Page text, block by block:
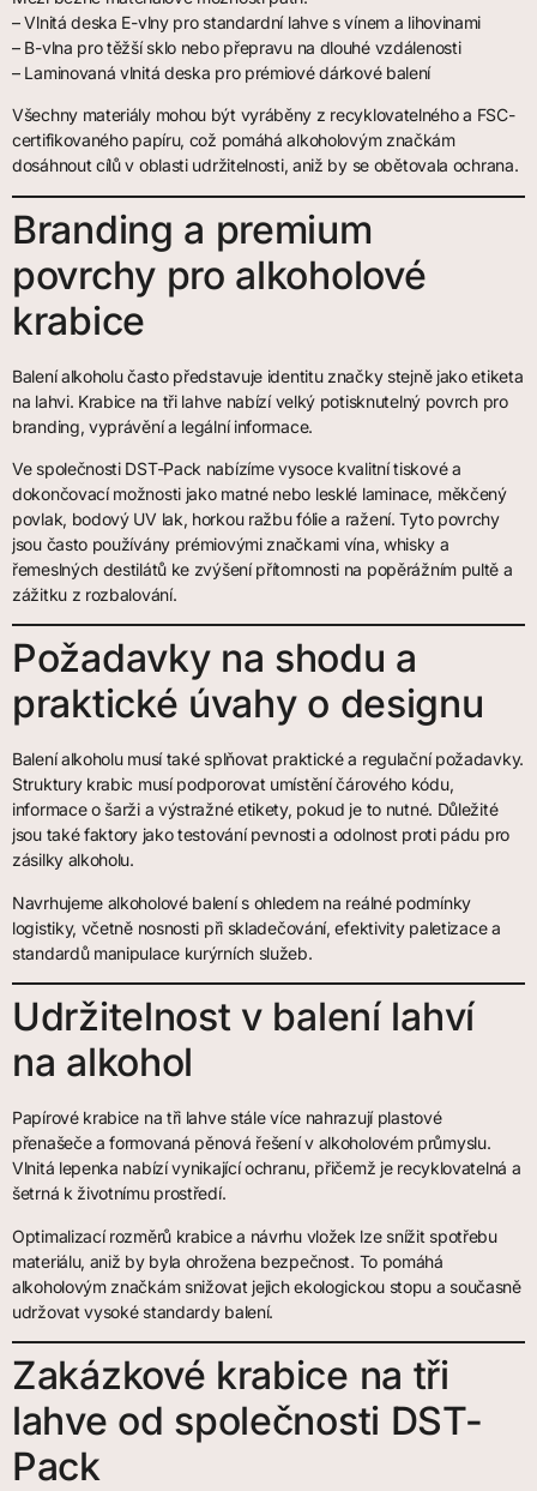
– Vlnitá deska E-vlny pro standardní lahve s vínem a lihovinami
– B-vlna pro těžší sklo nebo přepravu na dlouhé vzdálenosti
– Laminovaná vlnitá deska pro prémiové dárkové balení
Všechny materiály mohou být vyráběny z recyklovatelného a FSC-
certifikovaného papíru, což pomáhá alkoholovým značkám
dosáhnout cílů v oblasti udržitelnosti, aniž by se obětovala ochrana.
Branding a premium
povrchy pro alkoholové
krabice
Balení alkoholu často představuje identitu značky stejně jako etiketa
na lahvi. Krabice na tři lahve nabízí velký potisknutelný povrch pro
branding, vyprávění a legální informace.
Ve společnosti DST-Pack nabízíme vysoce kvalitní tiskové a
dokončovací možnosti jako matné nebo lesklé laminace, měkčený
povlak, bodový UV lak, horkou ražbu fólie a ražení. Tyto povrchy
jsou často používány prémiovými značkami vína, whisky a
řemeslných destilátů ke zvýšení přítomnosti na popěrážním pultě a
zážitku z rozbalování.
Požadavky na shodu a
praktické úvahy o designu
Balení alkoholu musí také splňovat praktické a regulační požadavky.
Struktury krabic musí podporovat umístění čárového kódu,
informace o šarži a výstražné etikety, pokud je to nutné. Důležité
jsou také faktory jako testování pevnosti a odolnost proti pádu pro
zásilky alkoholu.
Navrhujeme alkoholové balení s ohledem na reálné podmínky
logistiky, včetně nosnosti při skladečování, efektivity paletizace a
standardů manipulace kurýrních služeb.
Udržitelnost v balení lahví
na alkohol
Papírové krabice na tři lahve stále více nahrazují plastové
přenašeče a formovaná pěnová řešení v alkoholovém průmyslu.
Vlnitá lepenka nabízí vynikající ochranu, přičemž je recyklovatelná a
šetrná k životnímu prostředí.
Optimalizací rozměrů krabice a návrhu vložek lze snížit spotřebu
materiálu, aniž by byla ohrožena bezpečnost. To pomáhá
alkoholovým značkám snižovat jejich ekologickou stopu a současně
udržovat vysoké standardy balení.
Zakázkové krabice na tři
lahve od společnosti DST-
Pack